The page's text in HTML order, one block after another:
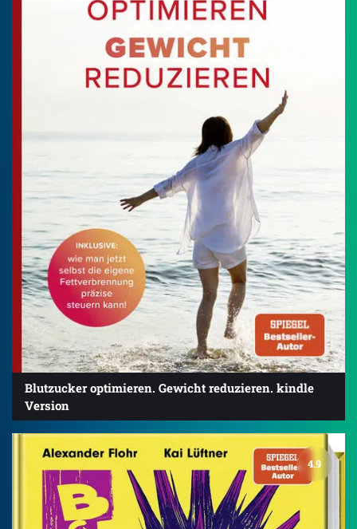
Blutzucker optimieren. Gewicht reduzieren. kindle
Version
4.9